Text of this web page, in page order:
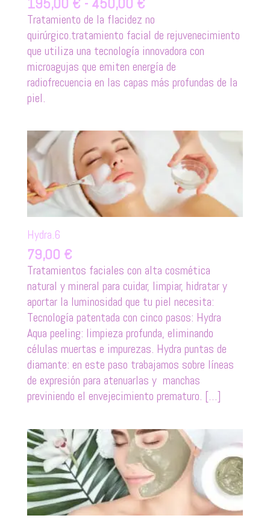
de
precios:
desde
195,00 €
hasta
Tratamiento de la flacidez no
quirúrgico.tratamiento facial de rejuvenecimiento
que utiliza una tecnología innovadora con
microagujas que emiten energía de
radiofrecuencia en las capas más profundas de la
piel.
Hydra.6
79,00 €
Tratamientos faciales con alta cosmética
natural y mineral para cuidar, limpiar, hidratar y
aportar la luminosidad que tu piel necesita:
Tecnología patentada con cinco pasos: Hydra
Aqua peeling: limpieza profunda, eliminando
células muertas e impurezas. Hydra puntas de
diamante: en este paso trabajamos sobre líneas
de expresión para atenuarlas y manchas
previniendo el envejecimiento prematuro. […]